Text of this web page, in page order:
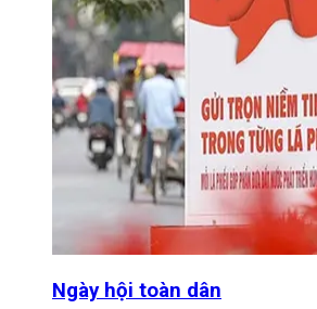
Ngày hội toàn dân